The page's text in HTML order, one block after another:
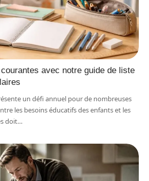
avec notre guide de liste
un défi annuel pour de nombreuses
les besoins éducatifs des enfants et les
doit…